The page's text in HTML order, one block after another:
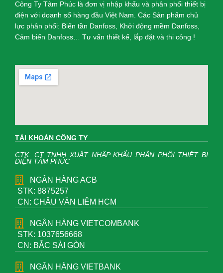
Công Ty Tâm Phúc là đơn vị nhập khẩu và phân phối thiết bị
điện với doanh số hàng đầu Việt Nam. Các Sản phẩm chủ
lực phân phối: Biến tần Danfoss, Khởi động mềm Danfoss,
Cảm biến Danfoss… Tư vấn thiết kế, lắp đặt và thi công !
TÀI KHOẢN CÔNG TY
CTK: CT TNHH XUẤT NHẬP KHẨU PHÂN PHỐI THIẾT BỊ
ĐIỆN TÂM PHÚC
NGÂN HÀNG ACB
STK: 8875257
CN: CHÂU VĂN LIÊM HCM
NGÂN HÀNG VIETCOMBANK
STK: 1037656668
CN: BẮC SÀI GÒN
NGÂN HÀNG VIETBANK